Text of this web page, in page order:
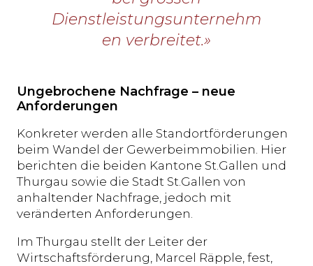
Dienstleistungsunternehm
en verbreitet.»
Ungebrochene Nachfrage – neue
Anforderungen
Konkreter werden alle Standortförderungen
beim Wandel der Gewerbeimmobilien. Hier
berichten die beiden Kantone St.Gallen und
Thurgau sowie die Stadt St.Gallen von
anhaltender Nachfrage, jedoch mit
veränderten Anforderungen.
Im Thurgau stellt der Leiter der
Wirtschaftsförderung, Marcel Räpple, fest,